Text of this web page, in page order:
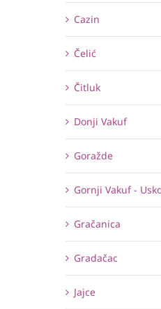
Cazin
Čelić
Čitluk
Donji Vakuf
Goražde
Gornji Vakuf -
Gračanica
Gradačac
Jajce